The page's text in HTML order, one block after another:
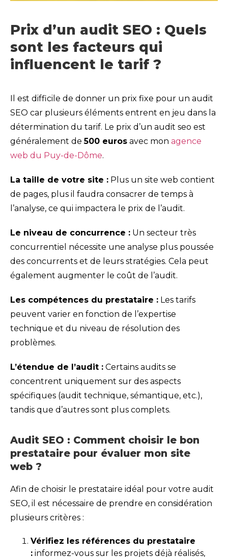
Prix d’un audit SEO : Quels
sont les facteurs qui
influencent le tarif ?
Il est difficile de donner un prix fixe pour un audit
SEO car plusieurs éléments entrent en jeu dans la
détermination du tarif. Le prix d’un audit seo est
généralement de500 euros avec mon agence
web du Puy-de-Dôme.
La taille de votre site : Plus un site web contient
de pages, plus il faudra consacrer de temps à
l’analyse, ce qui impactera le prix de l’audit.
Le niveau de concurrence : Un secteur très
concurrentiel nécessite une analyse plus poussée
des concurrents et de leurs stratégies. Cela peut
également augmenter le coût de l’audit.
Les compétences du prestataire : Les tarifs
peuvent varier en fonction de l’expertise
technique et du niveau de résolution des
problèmes.
L’étendue de l’audit : Certains audits se
concentrent uniquement sur des aspects
spécifiques (audit technique, sémantique, etc.),
tandis que d’autres sont plus complets.
Audit SEO : Comment choisir le bon
prestataire pour évaluer mon site
web ?
Afin de choisir le prestataire idéal pour votre audit
SEO, il est nécessaire de prendre en considération
plusieurs critères :
Vérifiez les références du prestataire
: informez-vous sur les projets déjà réalisés,